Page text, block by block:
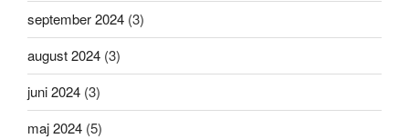
september 2024 (3)
august 2024 (3)
juni 2024 (3)
maj 2024 (5)